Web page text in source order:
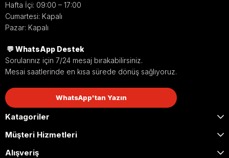
Hafta İçi: 09:00 – 17:00
Cumartesi: Kapalı
Pazar: Kapalı
💬 WhatsApp Destek
Sorularınız için 7/24 mesaj bırakabilirsiniz.
Mesai saatlerinde en kısa sürede dönüş sağlıyoruz.
WhatsApp'tan Yazın
Katagoriler
Müşteri Hizmetleri
Alışveriş